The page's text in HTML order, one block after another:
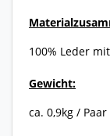
100% Leder
Gewicht:
ca. 0,9kg / Paar